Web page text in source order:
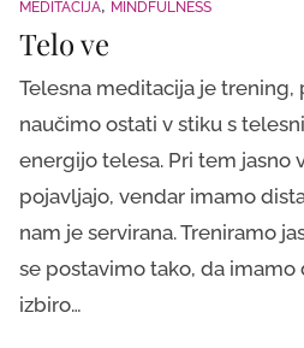
MEDITACIJA MINDFULNESS
Telo ve
Telesna meditacija je trening,
naučimo ostati v stiku s
energijo telesa. Pri tem jasno
pojavljajo, vendar imamo
nam je servirana. Treniramo
se postavimo tako, da imamo
izbiro…